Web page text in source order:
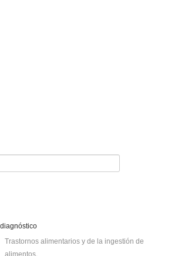
Trastornos alimentarios y de la ingestión de
alimentos.